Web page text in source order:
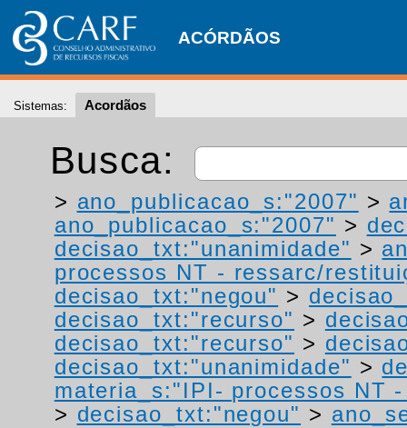
ACÓRDÃOS
Sistemas: Acordãos
Busca:
> ano_publicacao_s:"2007" >
ano_publicacao_s:"2007" >
decisao_txt:"unanimidade" >
processos NT - ressarc/
decisao_txt:"negou" >
decisao_txt:"recurso" >
decisao_txt:"recurso" >
decisao_txt:"unanimidade" >
materia_s:"IPI- processos NT
> decisao_txt:"negou" >